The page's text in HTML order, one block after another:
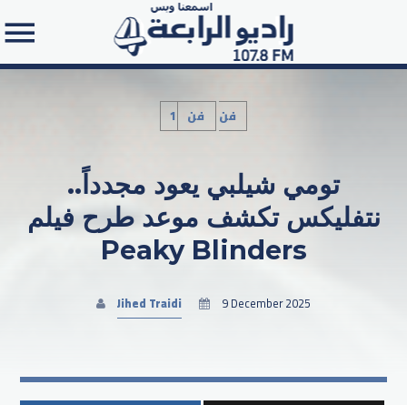
Search in the website:
1فن فن
تومي شيلبي يعود مجدداً..
نتفليكس تكشف موعد طرح فيلم
Peaky Blinders
Jihed Traidi 9 December 2025